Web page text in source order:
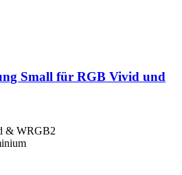
Small für RGB Vivid und
& WRGB2